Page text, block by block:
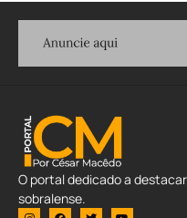
O portal dedicado a
sobralense.